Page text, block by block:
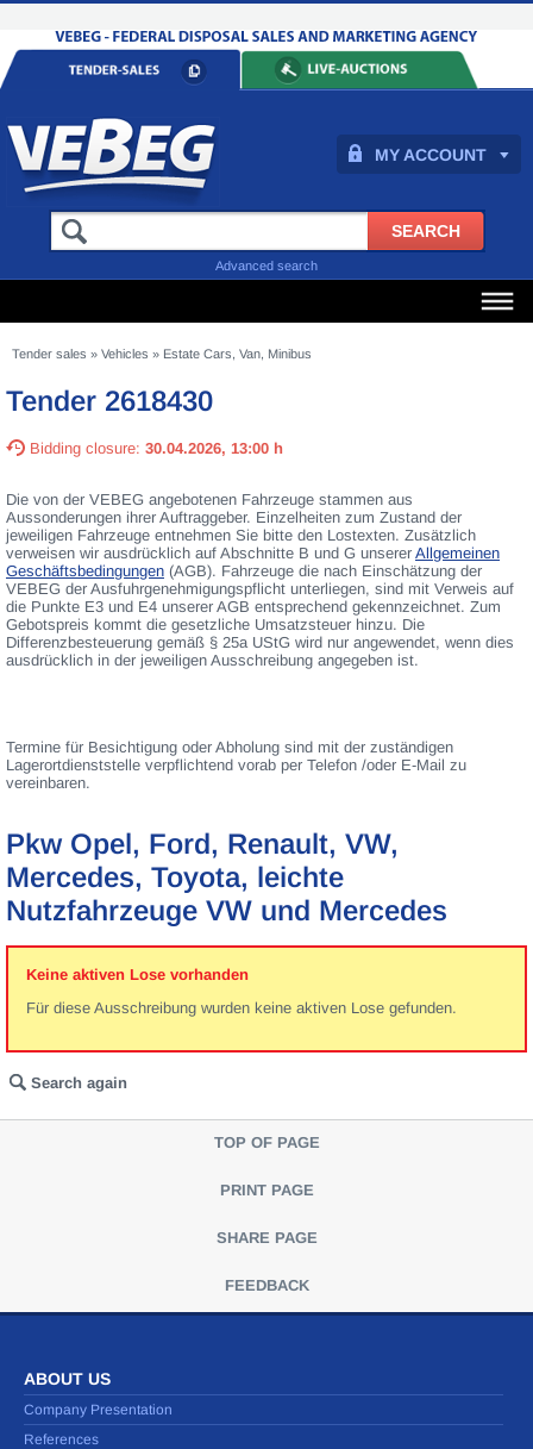
MY ACCOUNT
Advanced search
Tender sales » Vehicles » Estate Cars, Van, Minibus
Tender 2618430
Bidding closure: 30.04.2026, 13:00 h
Die von der VEBEG angebotenen Fahrzeuge stammen aus
Aussonderungen ihrer Auftraggeber. Einzelheiten zum Zustand der
jeweiligen Fahrzeuge entnehmen Sie bitte den Lostexten. Zusätzlich
verweisen wir ausdrücklich auf Abschnitte B und G unserer Allgemeinen
Geschäftsbedingungen (AGB). Fahrzeuge die nach Einschätzung der
VEBEG der Ausfuhrgenehmigungspflicht unterliegen, sind mit Verweis auf
die Punkte E3 und E4 unserer AGB entsprechend gekennzeichnet. Zum
Gebotspreis kommt die gesetzliche Umsatzsteuer hinzu. Die
Differenzbesteuerung gemäß § 25a UStG wird nur angewendet, wenn dies
ausdrücklich in der jeweiligen Ausschreibung angegeben ist.
Termine für Besichtigung oder Abholung sind mit der zuständigen
Lagerortdienststelle verpflichtend vorab per Telefon /oder E-Mail zu
vereinbaren.
Pkw Opel, Ford, Renault, VW,
Mercedes, Toyota, leichte
Nutzfahrzeuge VW und Mercedes
Keine aktiven Lose vorhanden
Für diese Ausschreibung wurden keine aktiven Lose gefunden.
Search again
TOP OF PAGE
PRINT PAGE
SHARE PAGE
FEEDBACK
ABOUT US
Company Presentation
References